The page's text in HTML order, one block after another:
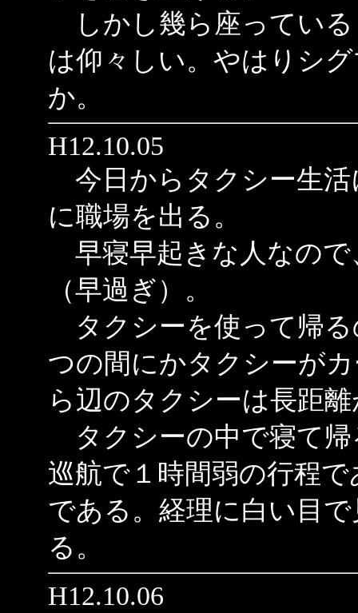
しかし幾ら座っている
は仰々しい。やはりシ
か。
H12.10.05
今日からタクシー生活
に職場を出る。
早寝早起きな人なので
（早過ぎ）。
タクシーを使って帰る
つの間にかタクシーが
ら辺のタクシーは長距
タクシーの中で寝て帰
巡航で１時間弱の行程
である。経理に白い目
る。
H12.10.06